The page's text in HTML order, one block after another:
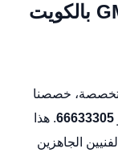
رقم تبديل بخاخات جمس GMC بالكويت
خصصنا
66633305. هذا
الجاهزين